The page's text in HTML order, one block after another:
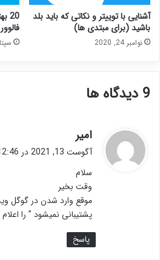
آشنایی با توییتر و نکاتی که باید بلد
باشید (برای مبتدی ها)
نوامبر 24, 2020
‫9 دیدگاه ها
امیر
ف
آگوست 13, 2021 در 12:46 ق.ظ
سلام
وقت بخیر
موقع وارد شدن در گوگل
پشتیبانی نمیشود ” را
پاسخ